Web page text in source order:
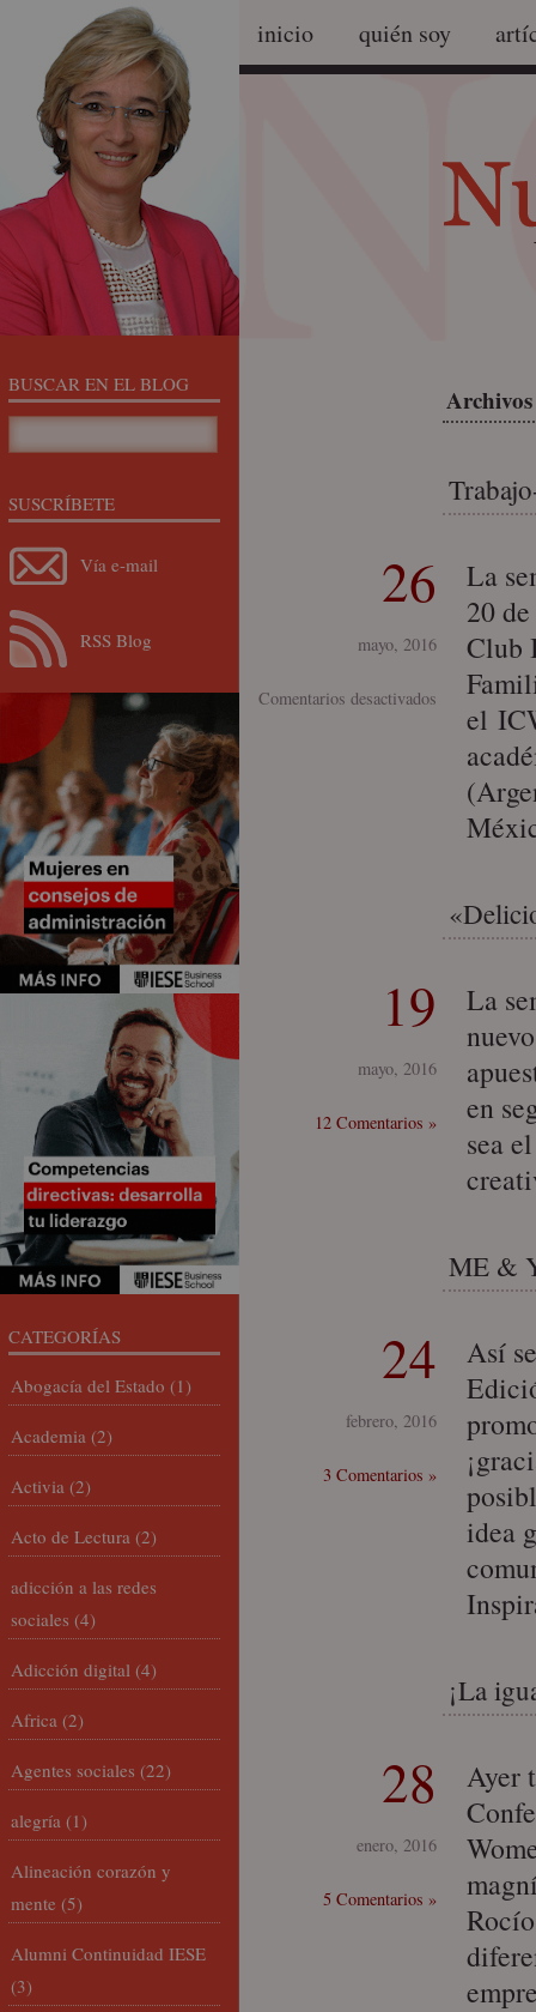
inicio quién soy
26
mayo, 2016
Comentarios desactivados
Trabajo-
familia:
Encuentro
Club
IFREI
La
20
Club
el
19
mayo, 2016
12 Comentarios »
La
en
sea
ME &
24
febrero, 2016
3 Comentarios »
Así
idea
¡La
28
enero, 2016
5 Comentarios »
Ayer
BUSCAR EN EL BLOG
SUSCRÍBETE
Vía e-mail
RSS Blog
CATEGORÍAS
Abogacía del Estado (1)
Academia (2)
Activia (2)
Acto de Lectura (2)
adicción a las redes
sociales (4)
Adicción digital (4)
Africa (2)
Agentes sociales (22)
alegría (1)
Alineación corazón y
mente (5)
Alumni Continuidad IESE
(3)